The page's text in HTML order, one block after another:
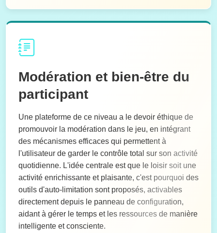
Modération et bien-être du
participant
Une plateforme de ce niveau a le devoir éthique de
promouvoir la modération dans le jeu, en intégrant
des mécanismes efficaces qui permettent à
l'utilisateur de garder le contrôle total sur son activité
quotidienne. L'idée centrale est que le loisir soit une
activité enrichissante et plaisante, c'est pourquoi des
outils d'auto-limitation sont proposés, activables
directement depuis le panneau de configuration,
aidant à gérer le temps et les ressources de manière
intelligente et consciente.